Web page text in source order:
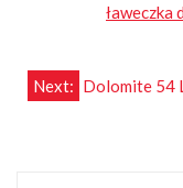
ławeczka
Nawigacja
Next: Dolomite 54